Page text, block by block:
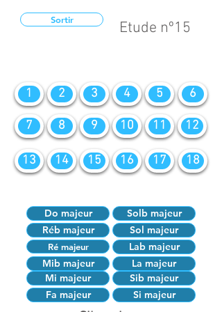
Sortir Etude nº15
1 2 3 4 5 6
7 8 9 10 11 12
13 14 15 16 17 18
Do majeur
Solb majeur
Réb majeur
Sol majeur
Ré majeur
Lab majeur
Mib majeur
Mi majeur
La majeur
Sib majeur
Fa majeur
Si majeur